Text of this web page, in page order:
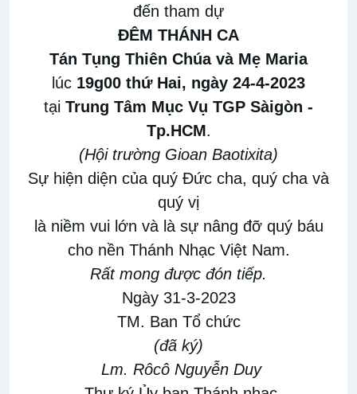
đến tham dự
ĐÊM THÁNH CA
Tán Tụng Thiên Chúa và Mẹ Maria
lúc 19g00 thứ Hai, ngày 24-4-2023
tại Trung Tâm Mục Vụ TGP Sàigòn -
Tp.HCM.
(Hội trường Gioan Baotixita)
Sự hiện diện của quý Đức cha, quý cha và
quý vị
là niềm vui lớn và là sự nâng đỡ quý báu
cho nền Thánh Nhạc Việt Nam.
Rất mong được đón tiếp.
Ngày 31-3-2023
TM. Ban Tổ chức
(đã ký)
Lm. Rôcô Nguyễn Duy